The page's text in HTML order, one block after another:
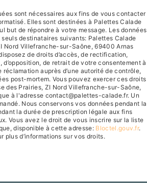
sont nécessaires aux fins de vous contacter
Elles sont destinées à Palettes Calade
but de répondre à votre message. Les données
destinataires suivants: Palettes Calade
Nord Villefranche-sur-Saône, 69400 Arnas
de droits d’accès, de rectification,
de retrait de votre consentement à
auprès d’une autorité de contrôle,
post-mortem. Vous pouvez exercer ces droits
des Prairies, ZI Nord Villefranche-sur-Saône,
à l'adresse contact@palettes-calade.fr. Un
Nous conservons vos données pendant la
la durée de prescription légale aux fins
Vous avez le droit de vous inscrire sur la liste
disponible à cette adresse: Bloctel.gouv.fr.
plus d’informations sur vos droits.